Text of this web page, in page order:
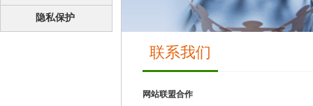
隐私保护
联系我们
网站联盟合作